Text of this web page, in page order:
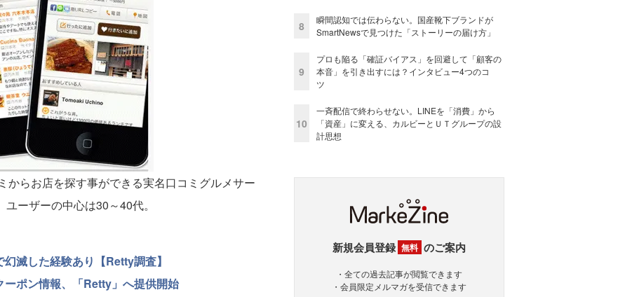
らお店を探す事ができる実名口コミグルメサー
ーザーの中心は30～40代。
滅した経験あり【Retty調査】
ーポン情報、「Retty」へ提供開始
8
瞬間認知では伝わらない。国産靴下ブランドが
SmartNewsで見つけた「ストーリーの届け方」
9
プロも陥る「確証バイアス」を回避して「顧客の
本音」を引き出すには？インタビュー4つのコ
ツ
10
一斉配信で終わらせない。LINEを「消費」から
「資産」に変える、カルビーとＵＴグループの設
計思想
新規会員登録 無料 のご案内
・全ての過去記事が閲覧できます
・会員限定メルマガを受信できます